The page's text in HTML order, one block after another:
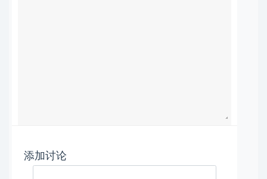
添加讨论